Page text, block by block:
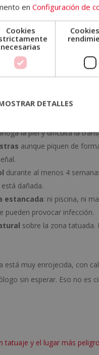
de estos pasos no
que te indique el
neutro
sin fragancia,
con papel de cocina limpio o
para tatuajes
la piel y dificulta la
aunque piquen de
durante al menos 4
dañada.
estancada: ni piscina, ni
pueden provocar infección.
sobre la zona tatuada.
está muy enrojecida, con
sin esperar. Eso no es
tatuaje y el lugar más
en Configuración de
Cookies
necesarias
DETALLES